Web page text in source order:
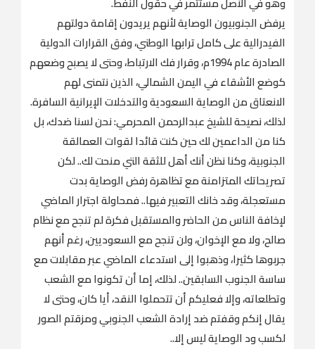
‏يرفض الجنوبيون الوصاية لأنهم يريدون إقامة دولتهم
الفيدرالية على كامل ترابها الوطني، وفق القرارات الدولية
الصادرة عام 1994م، وقرار فك الارتباط، وحتى لا يصبح وضعهم
كوضع الأشقاء في اليمن الشمالي، الذين نتمنى لهم
الانعتاق من الوصاية السعودية والتدخلات الإيرانية السافرة.
‏لذلك، نصيحة للشيخ عبدالرحمن المحرمي: نحن لسنا ضدك، بل
كنا من الداعمين لك حين كنت قائدا لقوات العمالقة
الجنوبية، وكنا نظن أنك أهل للثقة التي منحت لك.. لكن
تصريحاتك المتزامنة مع تظاهرة رفض الوصاية بدت
مستعجلة، وقد خانك التعبير فيها.. فمحاولة اجترار الماضي
لإخافة الناس من الحاضر والمستقبل فكرة لم تنجح مع نظام
صالح، ولا مع الإخوان، ولن تنجح مع السعوديين، رغم أنهم
جربوها كثيرا، وذهبوا إلى استدعاء الماضي عبر مقابلات مع
ساسة الجنوب السابقين.. لذلك، إما أن تكونوا مع الشعب
وتطلعاته، وإلا فعليكم أن تتحملوا النقد، أيا كان، وحتى لا
يقال إنكم وقفتم ضد إرادة الشعب الجنوبي ومزقتم الصور
لكسب ود الوصاية ليس إلا..